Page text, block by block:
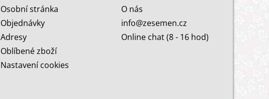
Osobní stránka
Objednávky
Adresy
Oblíbené zboží
Nastavení cookies
O nás
info@zesemen.cz
Online chat (8 - 16 hod)